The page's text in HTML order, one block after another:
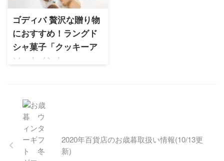
ゴディバ 贅沢な贈り物
におすすめ！ラングド
シャ菓子「クッキーア
ソートメント」
ージや高品質で日本でも根強
い人気があります。手土産な
どにおすすめのクッキーをご
紹介です！
2020年百貨店のお歳暮取扱い情報(10/13更
新)